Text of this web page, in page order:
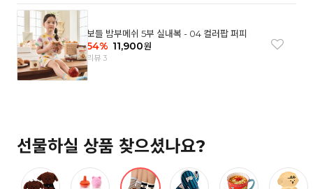
보들 밤부메쉬 5부 실내복 - 04 컬러팝 퍼피
54% 11,900원
리뷰 3
선물하실 상품 찾으셨나요?